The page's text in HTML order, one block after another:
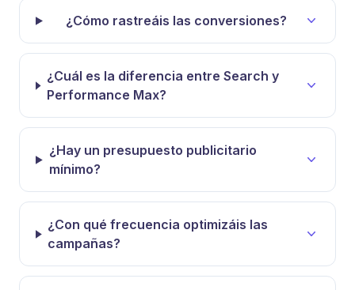
¿Cómo rastreáis las conversiones?
¿Cuál es la diferencia entre Search y
Performance Max?
¿Hay un presupuesto publicitario
mínimo?
¿Con qué frecuencia optimizáis las
campañas?